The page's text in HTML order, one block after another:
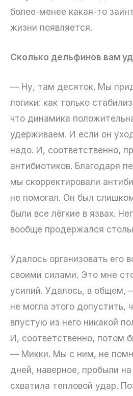
более-менее какая-то
жизни появляется.
Сколько дельфинов вам
— Ну, там десяток. Мы
логики: как только
что динамика
удерживаем. И если он
надо. И, соответственно,
антибиотиков. Благодаря
мы скорректировали
не помогал. Он был
были все лёгкие в язвах.
вообще продержался
Удалось организовать его
своими силами. Это мне
усилий. Удалось, в общем,
не могла этого допустить,
впустую из него никакой
И, соответственно, потом
— Микки. Мы с ним, не
дней, наверное, пробыли
схватила тепловой удар.